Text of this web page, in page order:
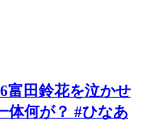
富田鈴花を泣かせ
何が？ #ひなあ